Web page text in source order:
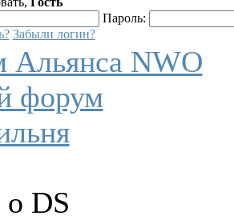
Пароль:
Забыли логин?
Альянса NWO
форум
DS